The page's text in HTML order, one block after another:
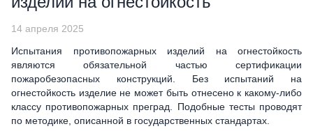
14 апреля 2025
Испытания противопожарных изделий на огнестойкость
являются обязательной частью сертификации
пожаробезопасных конструкций. Без испытаний на
огнестойкость изделие не может быть отнесено к какому-либо
классу противопожарных преград. Подобные тесты проводят
по методике, описанной в государственных стандартах.